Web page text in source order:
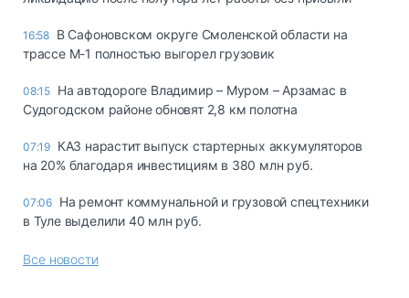
16:58 В Сафоновском округе Смоленской области на
трассе М-1 полностью выгорел грузовик
08:15 На автодороге Владимир – Муром – Арзамас в
Судогодском районе обновят 2,8 км полотна
07:19 КАЗ нарастит выпуск стартерных аккумуляторов
на 20% благодаря инвестициям в 380 млн руб.
07:06 На ремонт коммунальной и грузовой спецтехники
в Туле выделили 40 млн руб.
Все новости